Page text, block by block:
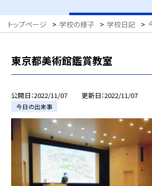
トップページ > 学校の様子 > 学校日記 >
東京都美術館鑑賞教室
公開日 2022/11/07 更新日 2022/11/07
今日の出来事